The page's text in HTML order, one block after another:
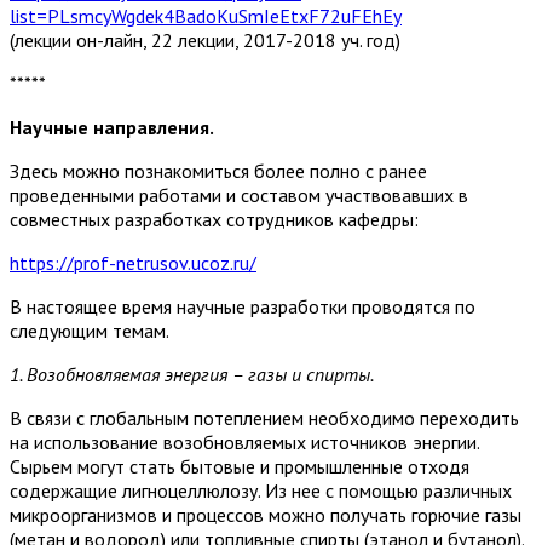
list=PLsmcyWgdek4BadoKuSmIeEtxF72uFEhEy
(лекции он-лайн, 22 лекции, 2017-2018 уч. год)
*****
Научные направления.
Здесь можно познакомиться более полно с ранее
проведенными работами и составом участвовавших в
совместных разработках сотрудников кафедры:
https://prof-netrusov.ucoz.ru/
В настоящее время научные разработки проводятся по
следующим темам.
1. Возобновляемая энергия – газы и спирты.
В связи с глобальным потеплением необходимо переходить
на использование возобновляемых источников энергии.
Сырьем могут стать бытовые и промышленные отходя
содержащие лигноцеллюлозу. Из нее с помощью различных
микроорганизмов и процессов можно получать горючие газы
(метан и водород) или топливные спирты (этанол и бутанол).